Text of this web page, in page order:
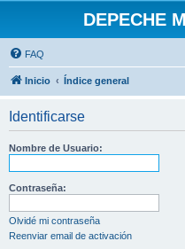
DEPECHE
FAQ
Inicio Índice general
Identificarse
Nombre de Usuario:
Contraseña:
Olvidé mi contraseña
Reenviar email de activación